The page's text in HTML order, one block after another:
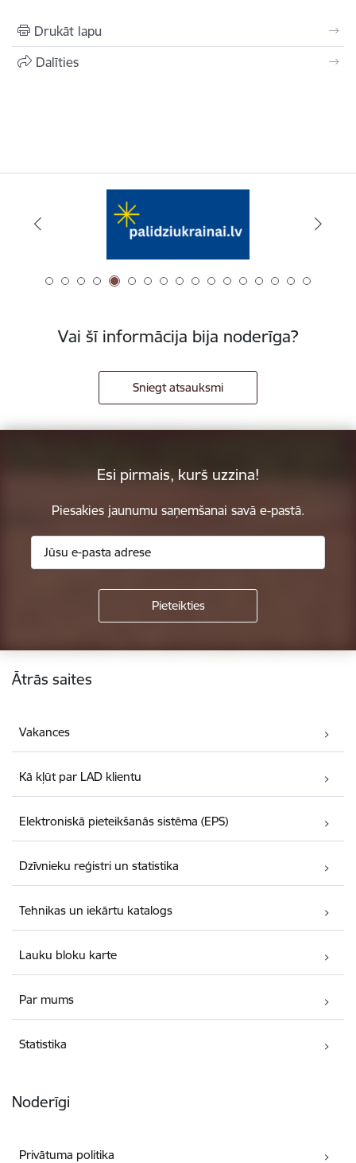
Drukāt lapu
Dalīties
Vai šī informācija bija noderīga?
Sniegt atsauksmi
Esi pirmais, kurš uzzina!
Piesakies jaunumu saņemšanai savā e-pastā.
Kājene
Ātrās saites
Vakances
Kā kļūt par LAD klientu
Elektroniskā pieteikšanās sistēma (EPS)
Dzīvnieku reģistri un statistika
Tehnikas un iekārtu katalogs
Lauku bloku karte
Par mums
Statistika
Noderīgi
Privātuma politika